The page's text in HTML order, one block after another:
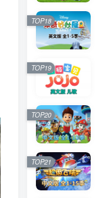
TOP18
TOP19
TOP20
TOP21